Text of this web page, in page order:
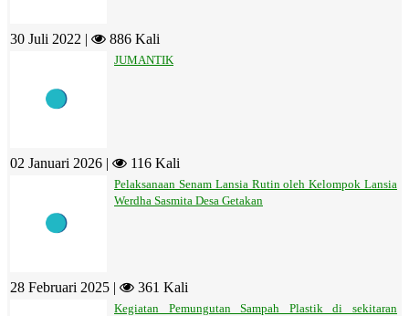
30 Juli 2022 | 886 Kali
JUMANTIK
02 Januari 2026 | 116 Kali
Pelaksanaan Senam Lansia Rutin oleh Kelompok Lansia
Werdha Sasmita Desa Getakan
28 Februari 2025 | 361 Kali
Kegiatan Pemungutan Sampah Plastik di sekitaran